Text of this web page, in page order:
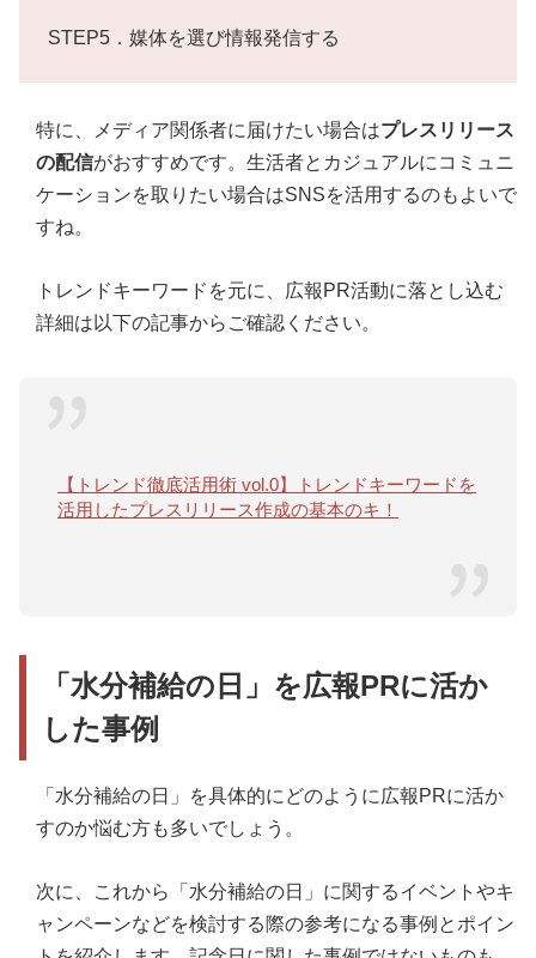
STEP5．媒体を選び情報発信する
特に、メディア関係者に届けたい場合はプレスリリース
の配信がおすすめです。生活者とカジュアルにコミュニ
ケーションを取りたい場合はSNSを活用するのもよいで
すね。
トレンドキーワードを元に、広報PR活動に落とし込む
詳細は以下の記事からご確認ください。
【トレンド徹底活用術 vol.0】トレンドキーワードを
活用したプレスリリース作成の基本のキ！
「水分補給の日」を広報PRに活か
した事例
「水分補給の日」を具体的にどのように広報PRに活か
すのか悩む方も多いでしょう。
次に、これから「水分補給の日」に関するイベントやキ
ャンペーンなどを検討する際の参考になる事例とポイン